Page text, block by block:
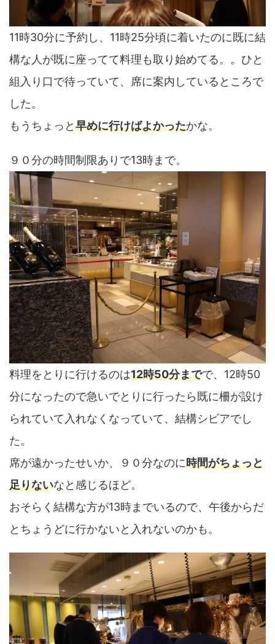
11時30分に予約し、11時25分頃に着いたのに既に結
構な人が既に座ってて料理も取り始めてる。。ひと
組入り口で待っていて、席に案内しているところで
した。
もうちょっと早めに行けばよかったかな。
９０分の時間制限ありで13時まで。
料理をとりに行けるのは12時50分までで、12時50
分になったので急いでとりに行ったら既に柵が設け
られていて入れなくなっていて、結構シビアでし
た。
席が遠かったせいか、９０分なのに時間がちょっと
足りないなと感じるほど。
おそらく結構な方が13時までいるので、午後からだ
とちょうどに行かないと入れないのかも。